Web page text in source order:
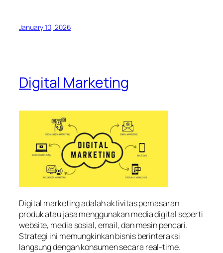
January 10, 2026
Digital Marketing
Digital marketing adalah aktivitas pemasaran
produk atau jasa menggunakan media digital seperti
website, media sosial, email, dan mesin pencari.
Strategi ini memungkinkan bisnis berinteraksi
langsung dengan konsumen secara real-time.